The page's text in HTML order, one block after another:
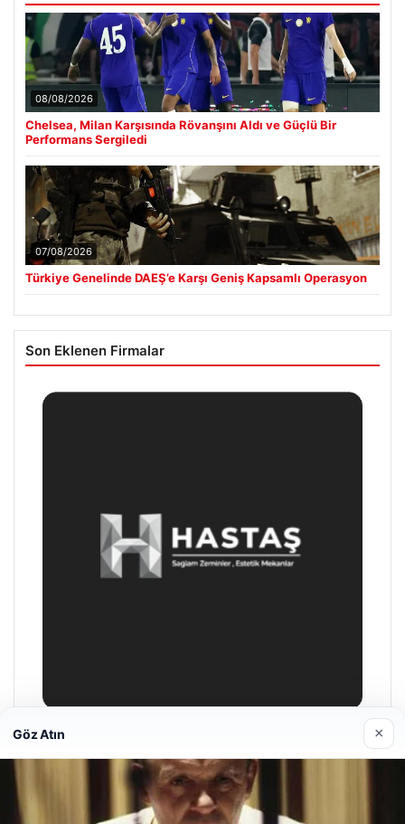
08/08/2026
Chelsea, Milan Karşısında Rövanşını Aldı ve Güçlü Bir
Performans Sergiledi
07/08/2026
Türkiye Genelinde DAEŞ’e Karşı Geniş Kapsamlı Operasyon
Son Eklenen Firmalar
Göz Atın ×